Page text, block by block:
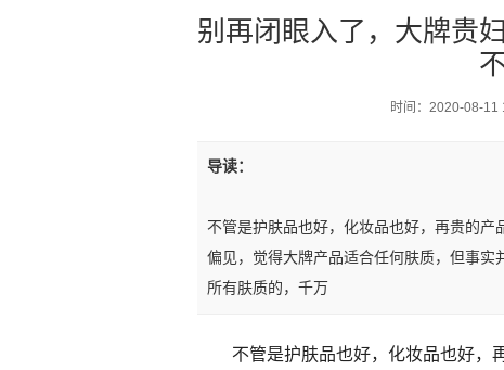
别再闭眼入了，大牌贵
时间：2020-08-11
导读：
不管是护肤品也好，化妆品也好，再贵的
偏见，觉得大牌产品适合任何肤质，但事
所有肤质的，千万
不管是护肤品也好，化妆品也好，